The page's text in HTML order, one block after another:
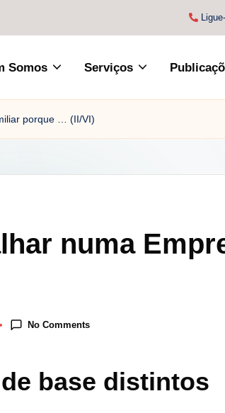
Somos Serviços
porque … (II/VI)
numa
No Comments
base distintos